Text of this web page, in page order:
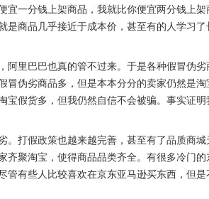
宜一分钱上架商品，我就比你便宜两分钱上
商品几乎接近于成本价，甚至有的人学习
阿里巴巴也真的管不过来。于是各种假冒伪
冒伪劣商品多，但是本本分分的卖家仍然是
宝假货多，但我仍然自信不会被骗。事实证
。打假政策也越来越完善，甚至有了品质商
聚淘宝，使得商品品类齐全。有很多冷门
管有些人比较喜欢在京东亚马逊买东西，但